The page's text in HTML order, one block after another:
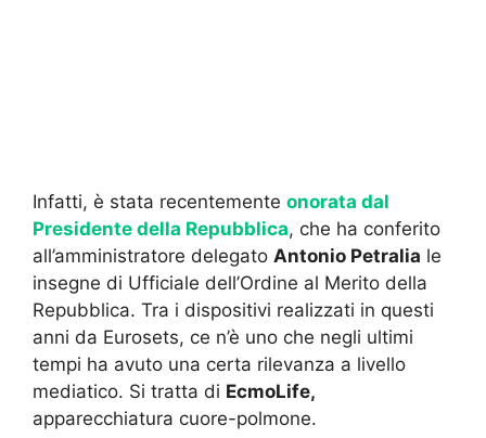
Infatti, è stata recentemente onorata dal
Presidente della Repubblica, che ha conferito
all’amministratore delegato Antonio Petralia le
insegne di Ufficiale dell’Ordine al Merito della
Repubblica. Tra i dispositivi realizzati in questi
anni da Eurosets, ce n’è uno che negli ultimi
tempi ha avuto una certa rilevanza a livello
mediatico. Si tratta di EcmoLife,
apparecchiatura cuore-polmone.